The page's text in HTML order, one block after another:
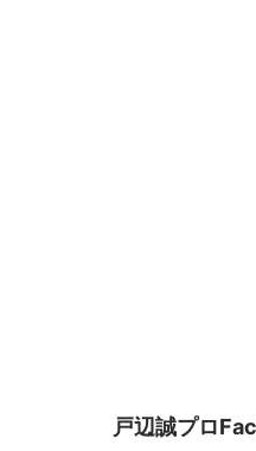
戸辺誠プロ